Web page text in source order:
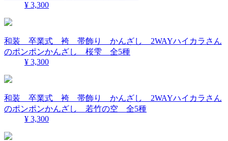
¥ 3,300
和装 卒業式 袴 帯飾り かんざし 2WAYハイカラさん
のポンポンかんざし 桜雫 全5種
¥ 3,300
和装 卒業式 袴 帯飾り かんざし 2WAYハイカラさん
のポンポンかんざし 若竹の空 全5種
¥ 3,300